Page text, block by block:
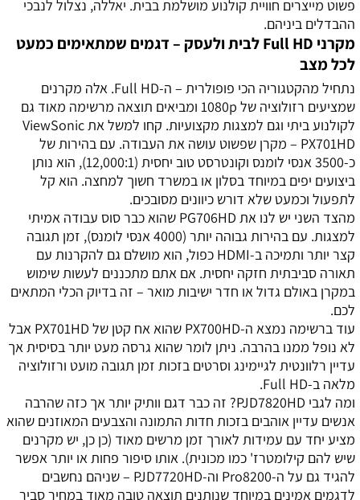
פשוט מייצרים חוויית קולנוע מושלמת בבית. יאללה, נצלול לנבכי
ההבדלים ביניהם.
מקרני Full HD לבית ולעסק – דגמים שמתאימים כמעט
לכל מצב
נתחיל מהקטגוריה הכי פופולרית – ה-Full HD. אלה מקרנים
שמציעים רזולוציה של 1080p ומביאים תוצאה מרשימה מאוד גם
לקולנוע ביתי וגם למצגות מקצועיות. קחו למשל את ViewSonic
PX701HD – מקרן שפשוט עושה את העבודה. עם בהירות של
כ-3500 אנסי לומנס וקונטרסט טוב יחסית (12,000:1), הוא נותן
ביצועים יפים במיוחד בסלון או במשרד חשוך למחצה. הוא קל
לתפעול וכמעט שלא דורש כיוונים מסובכים.
מהצד השני יש לנו את PG706HD שהוא כבר סוס עבודה אמיתי
למצגות. עם בהירות גבוהה יותר (4000 אנסי לומנס), זמן תגובה
קצר יותר ותמיכה ב-HDMI כפול, הוא מושלם גם להקרנות עם
תאורה סביבתית חזקה יחסית. אם אתם מתכננים לעשות שימוש
במקרן באולם גדול או חדר ישיבות מואר – זה בדיוק הכלי המתאים
לכם.
עוד ברשימה נמצא ה-PX700HD שהוא אח קטן של PX701HD אבל
לא נופל ממנו בהרבה. ניתן לומר שהוא גרסה מעט יותר בסיסית אך
עדיין רלוונטית לגיימינג וסרטים בזכות זמן תגובה מועט ורזולוציה
מלאה ב-Full HD.
ומה לגבי PJD7820HD? זה כבר דגם וותיק יותר אך כזה שהרבה
אנשים עדיין אוהבים בזכות חדות התמונה והצבעים המאוזנים שהוא
מציע יחד עם עמידות לאורך זמן מרשים מאוד (כן כן, יש מקרנים
שיש להם קילומטרז' כמו מכונית). אותו סיפור פחות או יותר אפשר
להגיד גם על ה-Pro8200 וה-PJD7720HD – שניהם נחשבים
לדגמים אמינים במיוחד שנותנים תוצאה טובה מאוד במחיר סביר